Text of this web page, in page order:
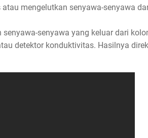
mengelutkan senyawa-senyawa
senyawa-senyawa yang keluar dari
detektor konduktivitas. Hasilnya